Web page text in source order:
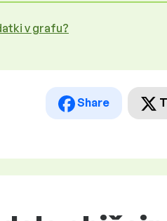
v grafu?
Share